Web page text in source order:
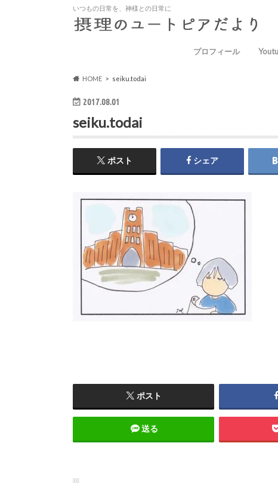
いつもの日常を、神様との日常に
プロフィール
HOME seiku.todai
2017.08.01
seiku.todai
ポスト シェア
ポスト
送る